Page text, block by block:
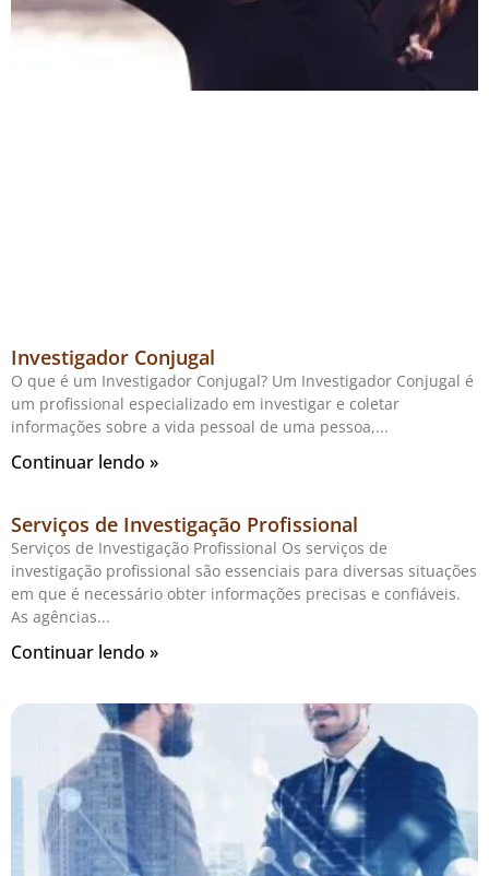
Investigador Conjugal
O que é um Investigador Conjugal? Um Investigador Conjugal é
um profissional especializado em investigar e coletar
informações sobre a vida pessoal de uma pessoa,
Continuar lendo »
Serviços de Investigação Profissional
Serviços de Investigação Profissional Os serviços de
investigação profissional são essenciais para diversas situações
em que é necessário obter informações precisas e confiáveis.
As agências
Continuar lendo »